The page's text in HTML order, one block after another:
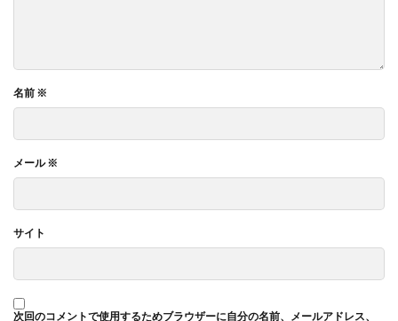
名前 ※
メール※
サイト
次回のコメントで使用するためブラウザーに自分の名前、メールアドレス、